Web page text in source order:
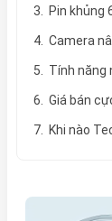
3. Pin khủng
4. Camera
5. Tính năng
6. Giá bán
7. Khi nào